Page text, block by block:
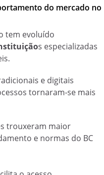
do mercado no
tem evoluído
s especializadas
e digitais
tornaram-se mais
trouxeram maior
e normas do BC